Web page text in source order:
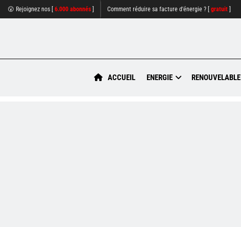
😮 Rejoignez nos [ 6.000 abonnés Comment réduire sa facture d'énergie ? [ gratuit
ACCUEIL ENERGIE RENOUVELABLE